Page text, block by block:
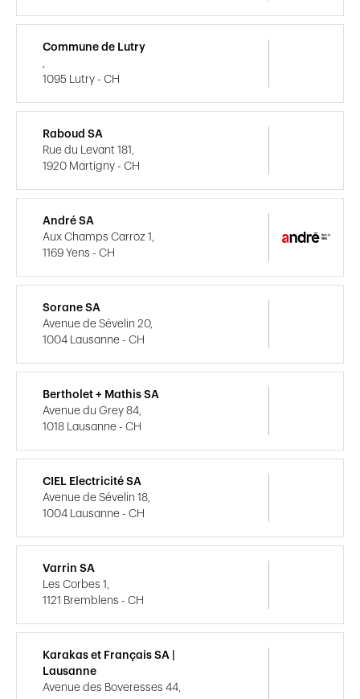
Commune de Lutry
,
1095 Lutry - CH
Raboud SA
Rue du Levant 181,
1920 Martigny - CH
André SA
Aux Champs Carroz 1,
1169 Yens - CH
Sorane SA
Avenue de Sévelin 20,
1004 Lausanne - CH
Bertholet + Mathis SA
Avenue du Grey 84,
1018 Lausanne - CH
CIEL Electricité SA
Avenue de Sévelin 18,
1004 Lausanne - CH
Varrin SA
Les Corbes 1,
1121 Bremblens - CH
Karakas et Français SA |
Lausanne
Avenue des Boveresses 44,